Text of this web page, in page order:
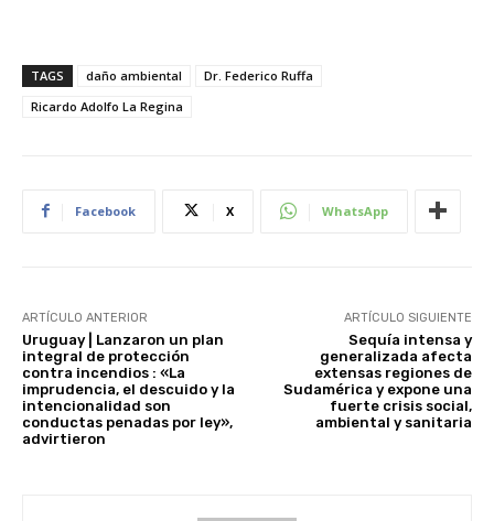
TAGS daño ambiental
Dr. Federico Ruffa
Ricardo Adolfo La Regina
Facebook X WhatsApp
ARTÍCULO ANTERIOR
Uruguay | Lanzaron un plan
integral de protección
contra incendios : «La
imprudencia, el descuido y la
intencionalidad son
conductas penadas por ley»,
advirtieron
ARTÍCULO SIGUIENTE
Sequía intensa y
generalizada afecta
extensas regiones de
Sudamérica y expone una
fuerte crisis social,
ambiental y sanitaria